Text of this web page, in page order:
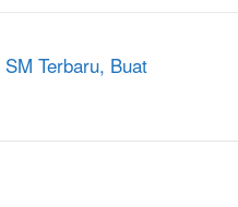
Terbaru, Buat